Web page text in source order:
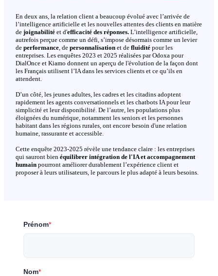
En deux ans, la relation client a beaucoup évolué avec l’arrivée de
l’intelligence artificielle et les nouvelles attentes des clients en matière
de joignabilité et d'efficacité des réponses. L’intelligence artificielle,
autrefois perçue comme un défi, s’impose désormais comme un levier
de performance , de personnalisation et de fluidité pour les
entreprises. Les enquêtes 2023 et 2025 réalisées par Odoxa pour
DialOnce et Kiamo donnent un aperçu de l'évolution de la façon dont
les Français utilisent l’IA dans les services clients et ce qu’ils en
attendent.
D’un côté, les jeunes adultes, les cadres et les citadins adoptent
rapidement les agents conversationnels et les chatbots IA pour leur
simplicité et leur disponibilité. De l’autre, les populations plus
éloignées du numérique, notamment les seniors et les personnes
habitant dans les régions rurales, ont encore besoin d'une relation
humaine, rassurante et accessible.
Cette enquête 2023-2025 révèle une tendance claire : les entreprises
qui sauront bien équilibrer intégration de l'IA et accompagnement
humain pourront améliorer durablement l’expérience client et
proposer à leurs utilisateurs, le parcours le plus adapté à leurs besoins.
Prénom*
Nom*